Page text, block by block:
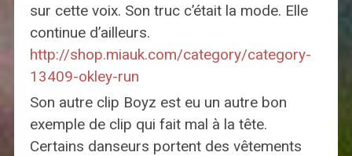
sur cette voix. Son truc c’était la mode. Elle
continue d’ailleurs.
http://shop.miauk.com/category/category-
13409-okley-run
Son autre clip Boyz est eu un autre bon
exemple de clip qui fait mal à la tête.
Certains danseurs portent des vêtements